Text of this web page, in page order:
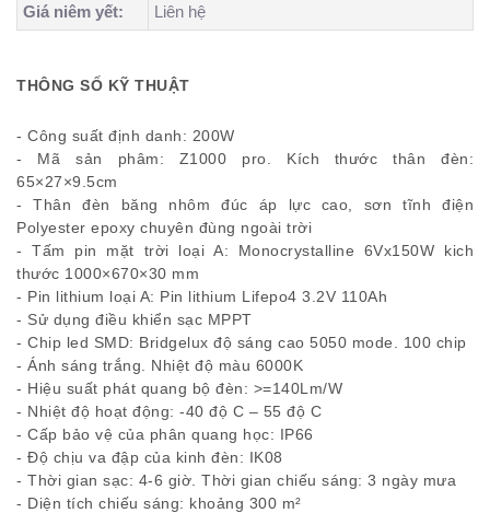
Giá niêm yết:
Liên hệ
THÔNG SỐ KỸ THUẬT
- Công suất định danh: 200W
- Mã sản phâm: Z1000 pro. Kích thước thân đèn:
65×27×9.5cm
- Thân đèn băng nhôm đúc áp lực cao, sơn tĩnh điện
Polyester epoxy chuyên đùng ngoài trời
- Tấm pin mặt trời loại A: Monocrystalline 6Vx150W kich
thước 1000×670×30 mm
- Pin lithium loại A: Pin lithium Lifepo4 3.2V 110Ah
- Sử dụng điều khiển sạc MPPT
- Chip led SMD: Bridgelux độ sáng cao 5050 mode. 100 chip
- Ánh sáng trắng. Nhiệt độ màu 6000K
- Hiệu suất phát quang bộ đèn: >=140Lm/W
- Nhiệt độ hoạt động: -40 độ C – 55 độ C
- Cấp bảo vệ của phân quang học: IP66
- Độ chịu va đập của kinh đèn: IK08
- Thời gian sạc: 4-6 giờ. Thời gian chiếu sáng: 3 ngày mưa
- Diện tích chiếu sáng: khoảng 300 m²